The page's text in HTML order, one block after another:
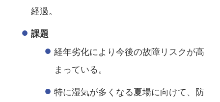
経過。
課題
経年劣化により今後の故障リスクが高
まっている。
特に湿気が多くなる夏場に向けて、防